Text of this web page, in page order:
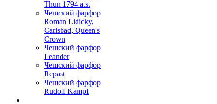
Thun 1794 a.s.
Чешский фарфор
Roman Lidicky,
Carlsbad, Queen's
Crown
Чешский фарфор
Leander
Чешский фарфор
Repast
Чешский фарфор
Rudolf Kampf